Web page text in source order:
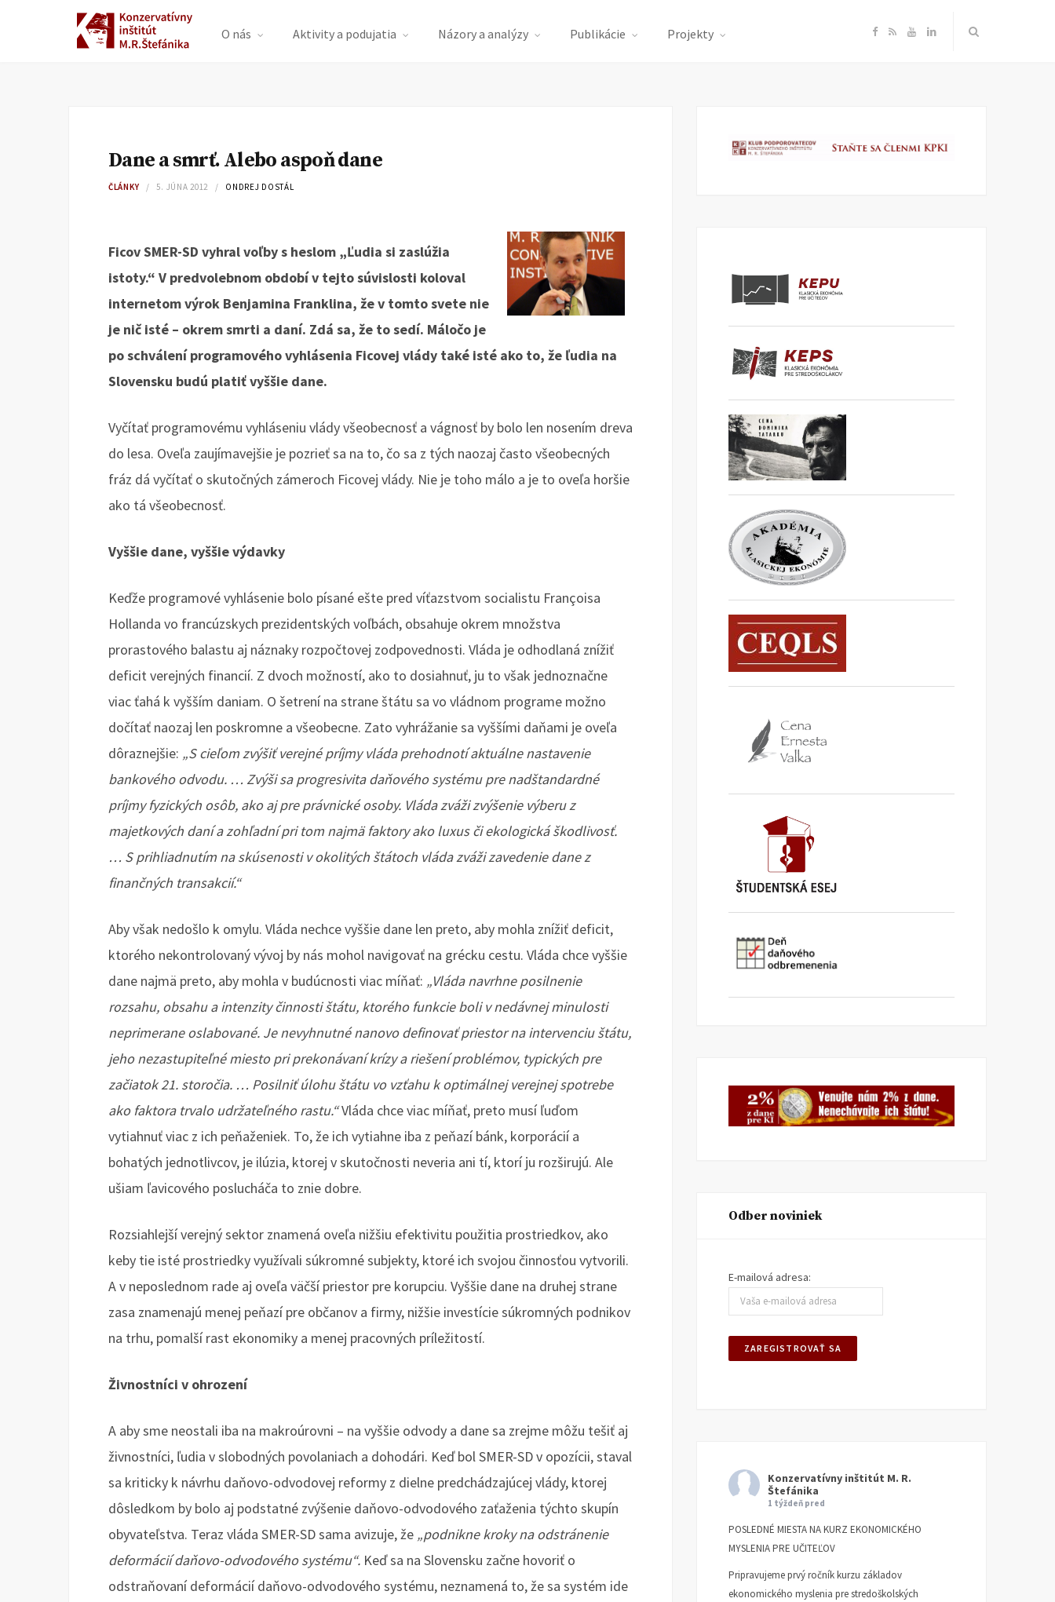
O nás Aktivity a podujatia Názory a analýzy Publikácie Projekty F
e
R Y
T
L
k
Dane a smrť. Alebo aspoň dane
ČLÁNKY 5. JÚNA 2012 ONDREJ DOSTÁL
Ficov SMER-SD vyhral voľby s heslom „Ľudia si zaslúžia
istoty.“ V predvolebnom období v tejto súvislosti koloval
internetom výrok Benjamina Franklina, že v tomto svete nie
je nič isté – okrem smrti a daní. Zdá sa, že to sedí. Máločo je
po schválení programového vyhlásenia Ficovej vlády také isté ako to, že ľudia na
Slovensku budú platiť vyššie dane.
Vyčítať programovému vyhláseniu vlády všeobecnosť a vágnosť by bolo len nosením dreva
do lesa. Oveľa zaujímavejšie je pozrieť sa na to, čo sa z tých naozaj často všeobecných
fráz dá vyčítať o skutočných zámeroch Ficovej vlády. Nie je toho málo a je to oveľa horšie
ako tá všeobecnosť.
Vyššie dane, vyššie výdavky
Keďže programové vyhlásenie bolo písané ešte pred víťazstvom socialistu Françoisa
Hollanda vo francúzskych prezidentských voľbách, obsahuje okrem množstva
prorastového balastu aj náznaky rozpočtovej zodpovednosti. Vláda je odhodlaná znížiť
deficit verejných financií. Z dvoch možností, ako to dosiahnuť, ju to však jednoznačne
viac ťahá k vyšším daniam. O šetrení na strane štátu sa vo vládnom programe možno
dočítať naozaj len poskromne a všeobecne. Zato vyhrážanie sa vyššími daňami je oveľa
dôraznejšie: „S cieľom zvýšiť verejné príjmy vláda prehodnotí aktuálne nastavenie
bankového odvodu. … Zvýši sa progresivita daňového systému pre nadštandardné
príjmy fyzických osôb, ako aj pre právnické osoby. Vláda zváži zvýšenie výberu z
majetkových daní a zohľadní pri tom najmä faktory ako luxus či ekologická škodlivosť.
… S prihliadnutím na skúsenosti v okolitých štátoch vláda zváži zavedenie dane z
finančných transakcií.“
Aby však nedošlo k omylu. Vláda nechce vyššie dane len preto, aby mohla znížiť deficit,
ktorého nekontrolovaný vývoj by nás mohol navigovať na grécku cestu. Vláda chce vyššie
dane najmä preto, aby mohla v budúcnosti viac míňať: „Vláda navrhne posilnenie
rozsahu, obsahu a intenzity činnosti štátu, ktorého funkcie boli v nedávnej minulosti
neprimerane oslabované. Je nevyhnutné nanovo definovať priestor na intervenciu štátu,
jeho nezastupiteľné miesto pri prekonávaní krízy a riešení problémov, typických pre
začiatok 21. storočia. … Posilniť úlohu štátu vo vzťahu k optimálnej verejnej spotrebe
ako faktora trvalo udržateľného rastu.“Vláda chce viac míňať, preto musí ľuďom
vytiahnuť viac z ich peňaženiek. To, že ich vytiahne iba z peňazí bánk, korporácií a
bohatých jednotlivcov, je ilúzia, ktorej v skutočnosti neveria ani tí, ktorí ju rozširujú. Ale
ušiam ľavicového poslucháča to znie dobre.
Rozsiahlejší verejný sektor znamená oveľa nižšiu efektivitu použitia prostriedkov, ako
keby tie isté prostriedky využívali súkromné subjekty, ktoré ich svojou činnosťou vytvorili.
A v neposlednom rade aj oveľa väčší priestor pre korupciu. Vyššie dane na druhej strane
zasa znamenajú menej peňazí pre občanov a firmy, nižšie investície súkromných podnikov
na trhu, pomalší rast ekonomiky a menej pracovných príležitostí.
Živnostníci v ohrození
A aby sme neostali iba na makroúrovni – na vyššie odvody a dane sa zrejme môžu tešiť aj
živnostníci, ľudia v slobodných povolaniach a dohodári. Keď bol SMER-SD v opozícii, staval
sa kriticky k návrhu daňovo-odvodovej reformy z dielne predchádzajúcej vlády, ktorej
dôsledkom by bolo aj podstatné zvýšenie daňovo-odvodového zaťaženia týchto skupín
obyvateľstva. Teraz vláda SMER-SD sama avizuje, že „podnikne kroky na odstránenie
deformácií daňovo-odvodového systému“. Keď sa na Slovensku začne hovoriť o
odstraňovaní deformácií daňovo-odvodového systému, neznamená to, že sa systém ide
Odber noviniek
E-mailová adresa:
Konzervatívny inštitút M. R.
Štefánika
1 týždeň pred
POSLEDNÉ MIESTA NA KURZ EKONOMICKÉHO
MYSLENIA PRE UČITEĽOV
Pripravujeme prvý ročník kurzu základov
ekonomického myslenia pre stredoškolských